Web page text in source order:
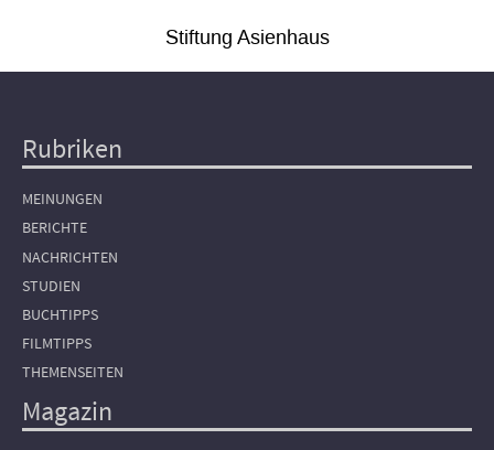
Stiftung Asienhaus
Hauptnavigation
Rubriken
MEINUNGEN
BERICHTE
NACHRICHTEN
STUDIEN
BUCHTIPPS
FILMTIPPS
THEMENSEITEN
Magazin